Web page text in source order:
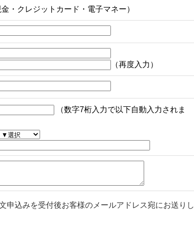
・クレジットカード・電子マネー）
（再度入力）
（数字7桁入力で以下自動入力されま
申込みを受付後お客様のメールアドレス宛にお送りし